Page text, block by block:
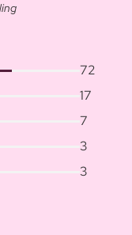
72
17
7
3
3